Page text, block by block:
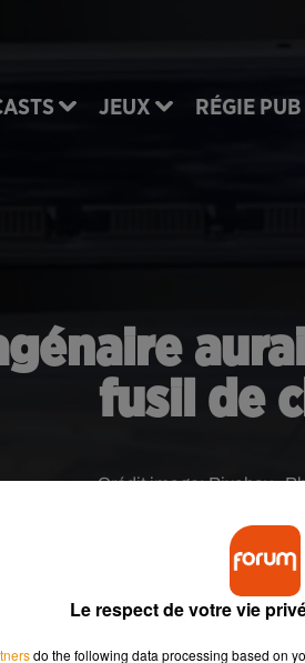
JEUX RÉGIE PUB
fusil de
Crédit image:Pixabay -
Le respect de votre vie
do the following data processing based on